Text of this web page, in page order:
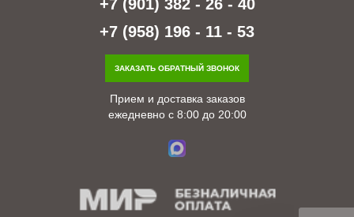
+7 (901) 382 - 26 - 40
+7 (958) 196 - 11 - 53
ЗАКАЗАТЬ ОБРАТНЫЙ ЗВОНОК
Прием и доставка заказов
ежедневно с 8:00 до 20:00